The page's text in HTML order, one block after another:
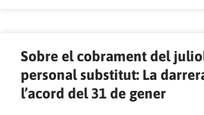
Sobre el cobrament del
personal substitut: La
l’acord del 31 de gener